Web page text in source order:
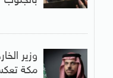
وزير
مكة